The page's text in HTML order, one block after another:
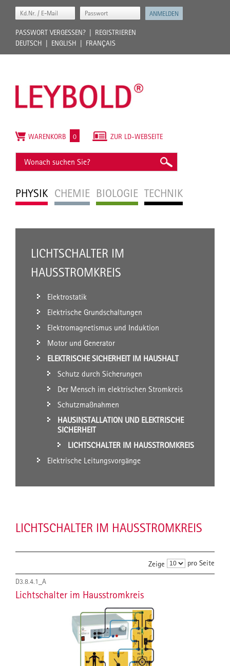
PASSWORT VERGESSEN?
REGISTRIEREN
DEUTSCH
ENGLISH FRANÇAIS
PHYSIK CHEMIE BIOLOGIE TECHNIK
ZUR LD-WEBSEITE
WARENKORB 0
LICHTSCHALTER IM
HAUSSTROMKREIS
Elektrostatik
Elektrische Grundschaltungen
Elektromagnetismus und Induktion
Motor und Generator
ELEKTRISCHE SICHERHEIT IM HAUSHALT
Schutz durch Sicherungen
Der Mensch im elektrischen Stromkreis
Schutzmaßnahmen
HAUSINSTALLATION UND ELEKTRISCHE
SICHERHEIT
LICHTSCHALTER IM HAUSSTROMKREIS
Elektrische Leitungsvorgänge
LICHTSCHALTER IM HAUSSTROMKREIS
Zeige pro Seite
D3.8.4.1_A
Lichtschalter im Hausstromkreis